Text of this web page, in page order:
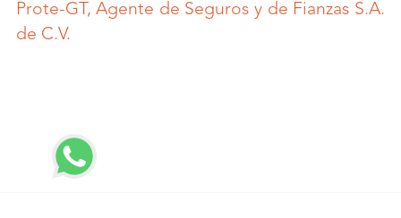
Prote-GT, Agente de Seguros y de Fianzas S.A.
de C.V.